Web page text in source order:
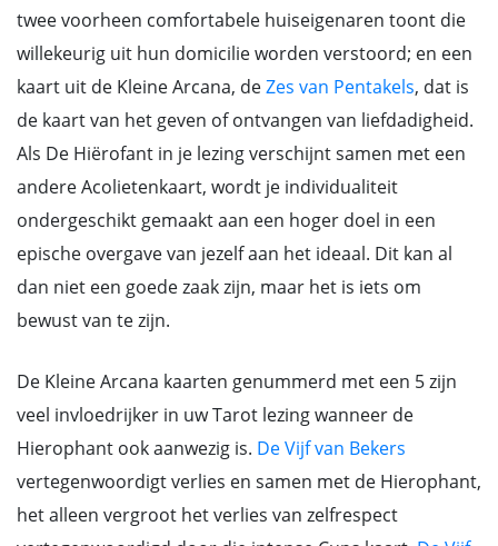
twee voorheen comfortabele huiseigenaren toont die
willekeurig uit hun domicilie worden verstoord; en een
kaart uit de Kleine Arcana, deZes van Pentakels, dat is
de kaart van het geven of ontvangen van liefdadigheid.
Als De Hiërofant in je lezing verschijnt samen met een
andere Acolietenkaart, wordt je individualiteit
ondergeschikt gemaakt aan een hoger doel in een
epische overgave van jezelf aan het ideaal. Dit kan al
dan niet een goede zaak zijn, maar het is iets om
bewust van te zijn.
De Kleine Arcana kaarten genummerd met een 5 zijn
veel invloedrijker in uw Tarot lezing wanneer de
Hierophant ook aanwezig is. De Vijf van Bekers
vertegenwoordigt verlies en samen met de Hierophant,
het alleen vergroot het verlies van zelfrespect